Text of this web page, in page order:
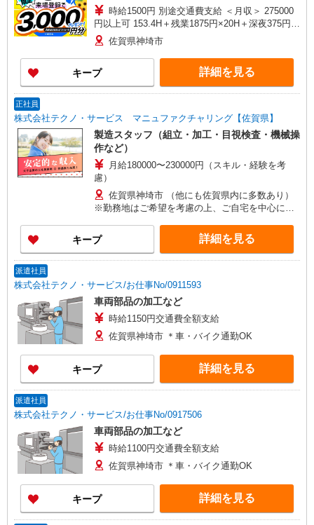
時給1500円 別途交通費支給 ＜月収＞ 275000
円以上可 153.4H＋残業1875円×20H＋深夜375円
×20H佐賀県神埼市
キープ 詳細を見る
正社員
株式会社テクノ・サービス マニュファクチャリング【佐賀県】
製造スタッフ（組立・加工・目視検査・機械操
作など）
月給180000〜230000円（スキル・経験を考
慮）
佐賀県神埼市 （他にも佐賀県内に多数あり）
※勤務地はご希望を考慮の上、ご自宅を中心に通
し）
キープ 詳細を見る
派遣社員
株式会社テクノ・サービス/お仕事No/0911593
車両部品の加工など
時給1150円交通費全額支給
佐賀県神埼市 ＊車・バイク通勤OK
キープ 詳細を見る
派遣社員
株式会社テクノ・サービス/お仕事No/0917506
車両部品の加工など
時給1100円交通費全額支給
佐賀県神埼市 ＊車・バイク通勤OK
キープ 詳細を見る